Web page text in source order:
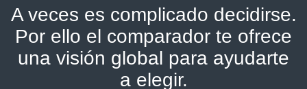
A veces es complicado decidirse.
Por ello el comparador te ofrece
una visión global para ayudarte
a elegir.